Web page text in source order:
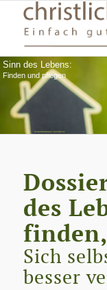
Sinn des Lebens:
Finden und pflegen
des
Sich
besser